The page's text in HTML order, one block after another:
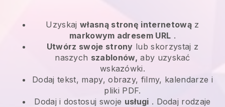
Uzyskaj własną stronę internetowąz
markowym adresem URL .
Utwórz swoje strony lub skorzystaj z
naszych szablonów, aby uzyskać
wskazówki.
Dodaj tekst, mapy, obrazy, filmy, kalendarze i
pliki PDF.
Dodaj i dostosuj swoje usługi . Dodaj rodzaje